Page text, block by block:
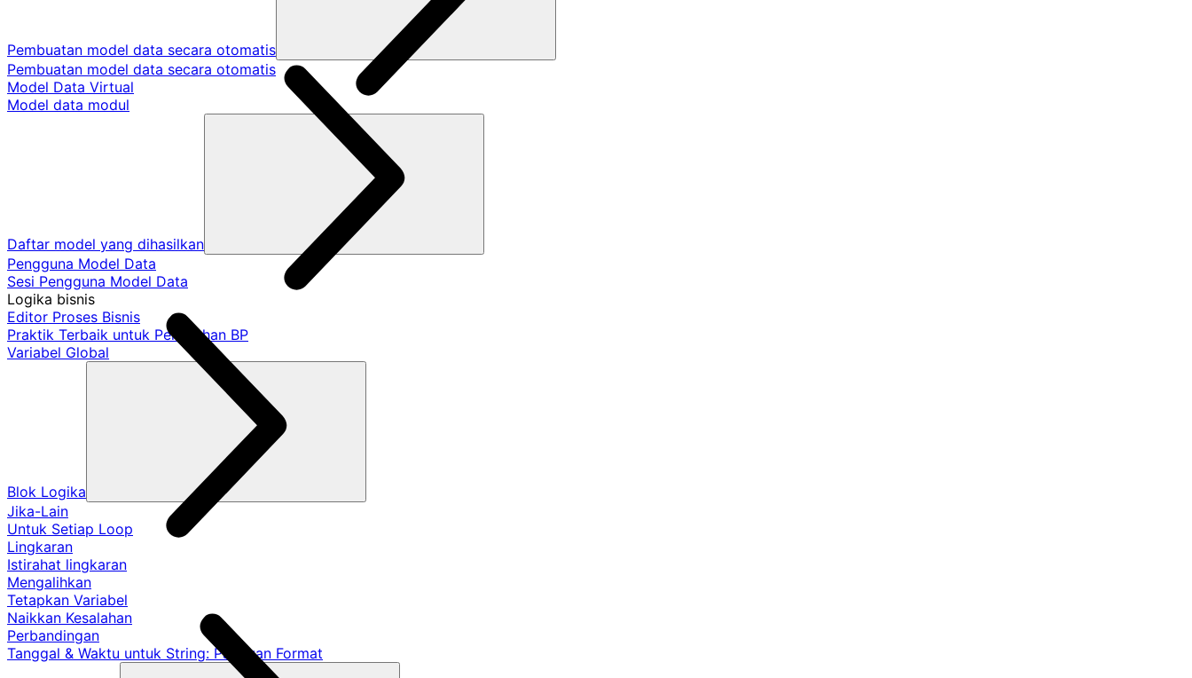
Pembuatan model data secara otomatis
Pembuatan model data secara otomatis
Model Data Virtual
Model data modul
Daftar model yang dihasilkan
Pengguna Model Data
Sesi Pengguna Model Data
Logika bisnis
Editor Proses Bisnis
Praktik Terbaik untuk Pemisahan BP
Variabel Global
Blok Logika
Jika-Lain
Untuk Setiap Loop
Lingkaran
Istirahat lingkaran
Mengalihkan
Tetapkan Variabel
Naikkan Kesalahan
Perbandingan
Tanggal & Waktu untuk String: Panduan Format